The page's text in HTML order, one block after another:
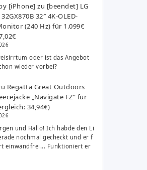
[iPhone] zu [beendet] LG
32″ 4K-OLED-
(240 Hz) für 1.099€
oder ist das Angebot
wieder vorbei?
Regatta Great Outdoors
„Navigate FZ“ für
34,94€)
und Hallo! Ich habde den Li
nochmal gecheckt und er f
einwandfrei... Funktioniert er